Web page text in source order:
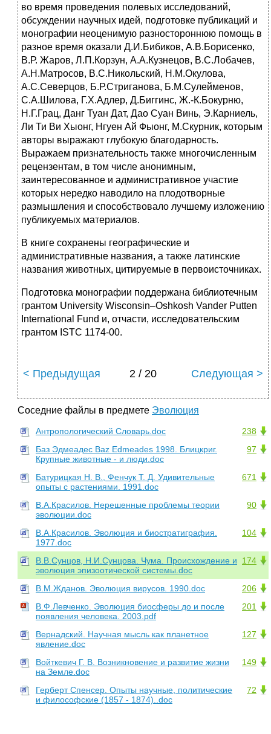
во время проведения полевых исследований,
обсуждении научных идей, подготовке публикаций и
монографии неоценимую разностороннюю помощь в
разное время оказали Д.И.Бибиков, А.В.Борисенко,
В.Р. Жаров, Л.П.Корзун, А.А.Кузнецов, В.С.Лобачев,
А.Н.Матросов, В.С.Никольский, Н.М.Окулова,
А.С.Северцов, Б.Р.Стриганова, Б.М.Сулейменов,
С.А.Шилова, Г.Х.Адлер, Д.Биггинс, Ж.-К.Бокурню,
Н.Г.Грац, Данг Туан Дат, Дао Суан Винь, Э.Карниель,
Ли Ти Ви Хыонг, Нгуен Ай Фыонг, М.Скурник, которым
авторы выражают глубокую благодарность.
Выражаем признательность также многочисленным
рецензентам, в том числе анонимным,
заинтересованное и административное участие
которых нередко наводило на плодотворные
размышления и способствовало лучшему изложению
публикуемых материалов.
В книге сохранены географические и
административные названия, а также латинские
названия животных, цитируемые в первоисточниках.
Подготовка монографии поддержана библиотечным
грантом University Wisconsin–Oshkosh Vander Putten
International Fund и, отчасти, исследовательским
грантом ISTC 1174-00.
< Предыдущая 2 / 20 Следующая >
Соседние файлы в предмете Эволюция
238
Антропологический Словарь.doc
97
Баз Эдмеадес Baz Edmeades 1998. Блицкриг.
Крупные животные - и люди.doc
671
Батурицкая Н. В., Фенчук Т. Д. Удивительные
опыты с растениями. 1991.doc
90
В.А.Красилов. Нерешенные проблемы теории
эволюции.doc
104
В.А.Красилов. Эволюция и биостратиграфия.
1977.doc
174
В.В.Сунцов, Н.И.Сунцова. Чума. Происхождение и
эволюция эпизоотической системы.doc
206
В.М.Жданов. Эволюция вирусов. 1990.doc
201
В.Ф.Левченко. Эволюция биосферы до и после
появления человека. 2003.pdf
127
Вернадский. Научная мысль как планетное
явление.doc
149
Войткевич Г. В. Возникновение и развитие жизни
на Земле.doc
72
Герберт Спенсер. Опыты научные, политические
и философские (1857 - 1874)..doc